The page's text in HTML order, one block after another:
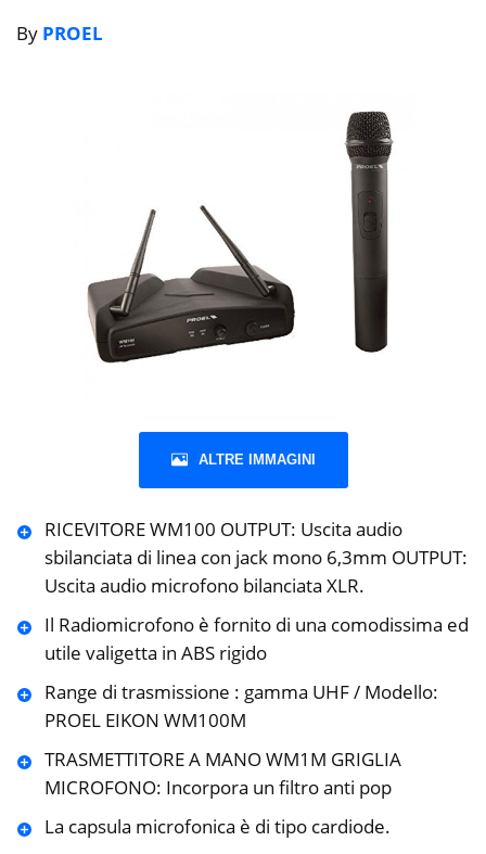
By PROEL
ALTRE IMMAGINI
RICEVITORE WM100 OUTPUT: Uscita audio
sbilanciata di linea con jack mono 6,3mm OUTPUT:
Uscita audio microfono bilanciata XLR.
Il Radiomicrofono è fornito di una comodissima ed
utile valigetta in ABS rigido
Range di trasmissione : gamma UHF / Modello:
PROEL EIKON WM100M
TRASMETTITORE A MANO WM1M GRIGLIA
MICROFONO: Incorpora un filtro anti pop
La capsula microfonica è di tipo cardiode.